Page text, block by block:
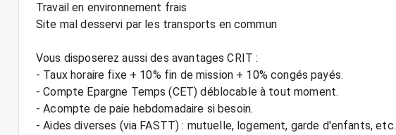
Travail en environnement frais
Site mal desservi par les transports en commun
Vous disposerez aussi des avantages CRIT :
- Taux horaire fixe + 10% fin de mission + 10% congés payés.
- Compte Epargne Temps (CET) déblocable à tout moment.
- Acompte de paie hebdomadaire si besoin.
- Aides diverses (via FASTT) : mutuelle, logement, garde d'enfants, etc.